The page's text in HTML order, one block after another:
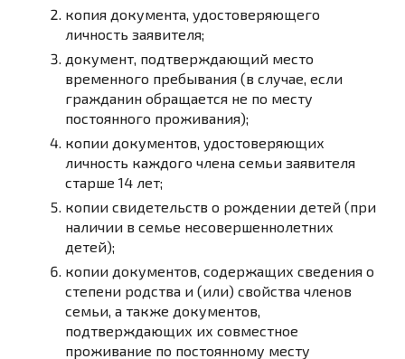
копия документа, удостоверяющего
личность заявителя;
документ, подтверждающий место
временного пребывания (в случае, если
гражданин обращается не по месту
постоянного проживания);
копии документов, удостоверяющих
личность каждого члена семьи заявителя
старше 14 лет;
копии свидетельств о рождении детей (при
наличии в семье несовершеннолетних
детей);
копии документов, содержащих сведения о
степени родства и (или) свойства членов
семьи, а также документов,
подтверждающих их совместное
проживание по постоянному месту